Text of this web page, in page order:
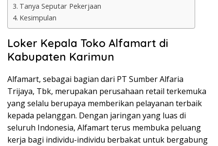
Tanya Seputar Pekerjaan
Kesimpulan
Loker Kepala Toko Alfamart di
Kabupaten Karimun
Alfamart, sebagai bagian dari PT Sumber Alfaria
Trijaya, Tbk, merupakan perusahaan retail terkemuka
yang selalu berupaya memberikan pelayanan terbaik
kepada pelanggan. Dengan jaringan yang luas di
seluruh Indonesia, Alfamart terus membuka peluang
kerja bagi individu-individu berbakat untuk bergabung